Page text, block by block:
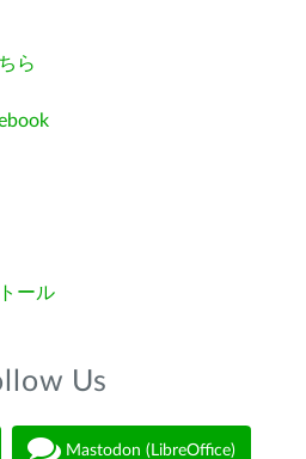
ら
ール
Us
Mastodon (LibreOffice)